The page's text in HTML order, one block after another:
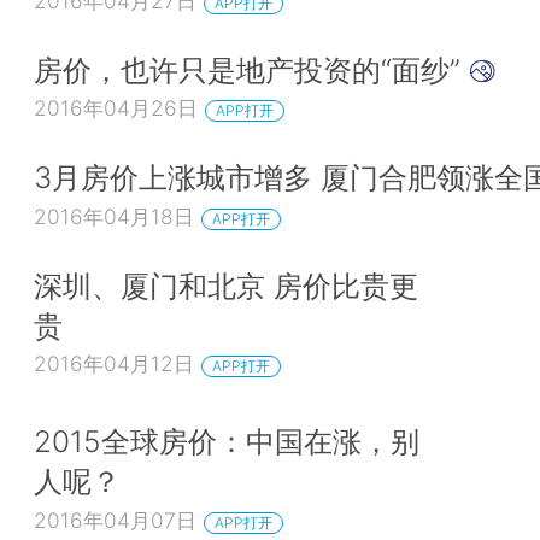
房价，也许只是地产投资的“面纱”
2016年04月26日 APP打开
3月房价上涨城市增多 厦门合肥领涨全
2016年04月18日 APP打开
深圳、厦门和北京 房价比贵更
贵
2016年04月12日 APP打开
2015全球房价：中国在涨，别
人呢？
2016年04月07日 APP打开